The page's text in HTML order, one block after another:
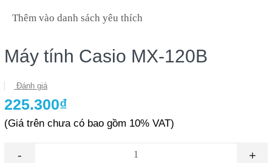
Thêm vào danh sách yêu thích
Máy tính Casio MX-120B
Đánh giá
225.300₫
(Giá trên chưa có bao gồm 10% VAT)
- +